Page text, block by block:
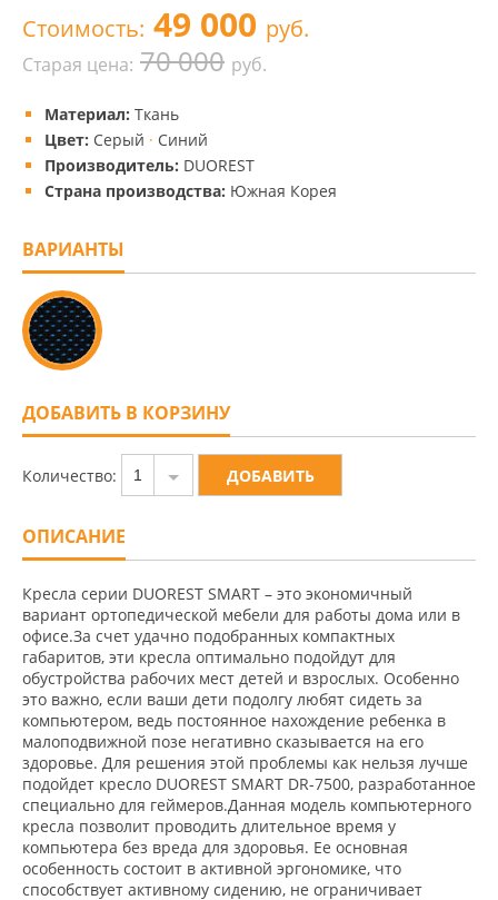
Стоимость: 49 000 руб.
Старая цена: 70 000 руб.
Материал: Ткань
Цвет: Серый · Синий
Производитель: DUOREST
Страна производства: Южная Корея
ВАРИАНТЫ
ДОБАВИТЬ В КОРЗИНУ
Количество: 1
ОПИСАНИЕ
Кресла серии DUOREST SMART – это экономичный
вариант ортопедической мебели для работы дома или в
офисе.За счет удачно подобранных компактных
габаритов, эти кресла оптимально подойдут для
обустройства рабочих мест детей и взрослых. Особенно
это важно, если ваши дети подолгу любят сидеть за
компьютером, ведь постоянное нахождение ребенка в
малоподвижной позе негативно сказывается на его
здоровье. Для решения этой проблемы как нельзя лучше
подойдет кресло DUOREST SMART DR-7500, разработанное
специально для геймеров.Данная модель компьютерного
кресла позволит проводить длительное время у
компьютера без вреда для здоровья. Ее основная
особенность состоит в активной эргономике, что
способствует активному сидению, не ограничивает